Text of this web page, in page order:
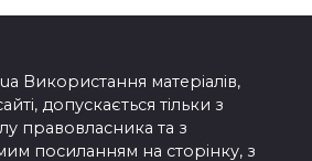
Використання матеріалів,
допускається тільки з
правовласника та з
посиланням на сторінку, з